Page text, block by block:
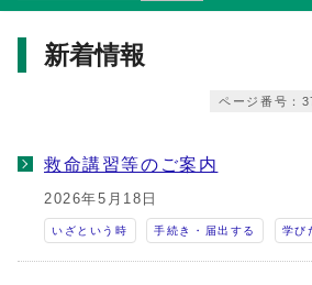
新着情報
ページ番号
救命講習等のご案内
2026年5月18日
いざという時 手続き・届出する 学び